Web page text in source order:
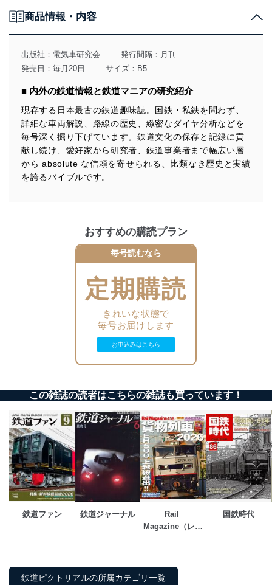
用目的を明確にし、本人の同意を得たうえで利用目的の
達成に必要な範囲内で適法かつ公正な手段によって取
得・利用・提供を行います。また、当社が保有している
個人情報は、同意を得ずに目的外利用、第三者への提
供・開示は行いません。当社においてはこれらの取り組
みを確実にするため、従業者等の教育を徹底してまいり
ます。また、目的外利用を行わないために、適切な管理
措置を講じます。
法令遵守
当社は、個人情報に関連する法令、国が定める指針及び
その他の規範を遵守します。また、当社の管理の仕組み
に、下記セキュリティ対策をはじめとする安全対策を実
施し、個人情報の漏えい、滅失またはき損の防止及び是
アクセス制御
機器を取り扱う従業者を明確化し、 個人データへ
の不要なアクセスを防止しています。
アクセス者の識別と認証
機器に標準装備されているユーザー制御機能（ユ
者を識別・認証しています。
外部からの不正アクセス等の防止
個人データを取り扱う機器等のオペレーティング
システムを最新の状態に保持しています。
個人データを取り扱う機器等にセキュリティ対策
ソフトウェア等を導入し、自動更新 機能等の活用
により、これを最新状態としています。
情報システムの使用に伴う漏洩等の防止
メール等により個人データの含まれるファイルを
送信する場合に、当該ファイルへのパスワードを
当社は、内部監査及びマネジメントレビューの機会を通
商品情報・内容
出版社： 電気車研究会
発行間隔：月刊
発売日：毎月20日
サイズ：B5
■ 内外の鉄道情報と鉄道マニアの研究紹介
現存する日本最古の鉄道趣味誌。国鉄・私鉄を問わず、
詳細な車両解説、路線の歴史、緻密なダイヤ分析などを
毎号深く掘り下げています。鉄道文化の保存と記録に貢
献し続け、愛好家から研究者、鉄道事業者まで幅広い層
から absolute な信頼を寄せられる、比類なき歴史と実績
を誇るバイブルです。
おすすめの購読プラン
毎号読むなら
定期購読
きれいな状態で
毎号お届けします
お申込みはこちら
この雑誌の読者はこちらの雑誌も買っています！
鉄道ファン 鉄道ジャーナル
Rail
Magazine（レイ
国鉄時代
鉄道ピクトリアルの所属カテゴリ一覧